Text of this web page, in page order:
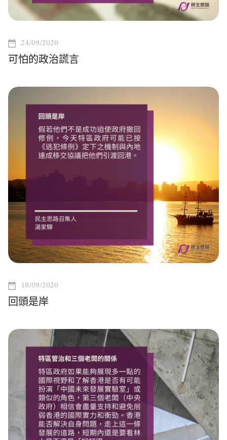
24/09/2020
可怕的政治謊言
18/09/2020
回頭是岸